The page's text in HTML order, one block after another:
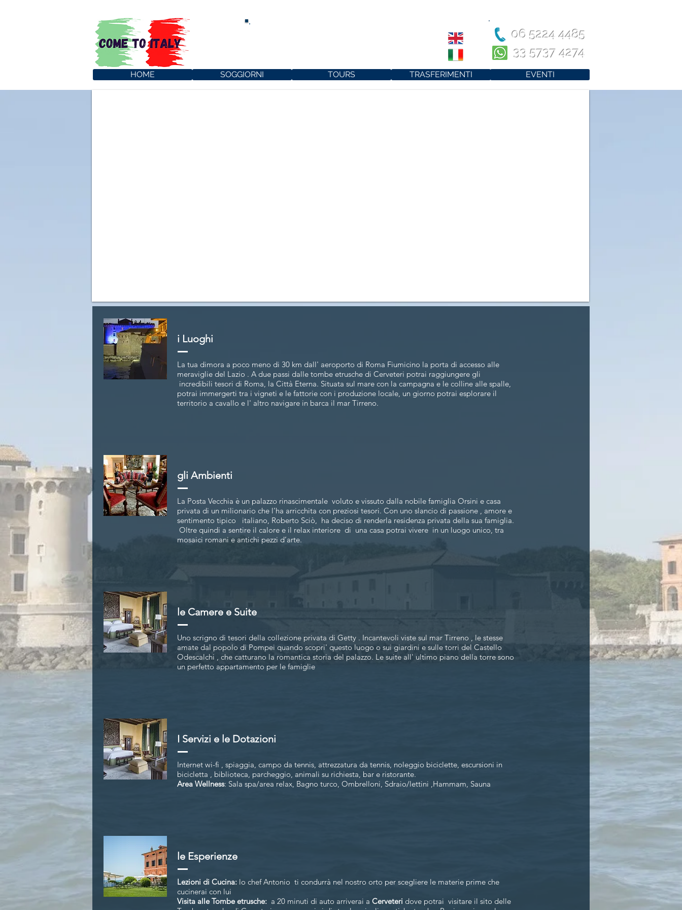
33 5737 4274
06 5224 4485
HOME SOGGIORNI TOURS TRASFERIMENTI EVENTI
i Luoghi
La tua dimora a poco meno di 30 km dall' aeroporto di Roma Fiumicino la porta di accesso alle
meraviglie del Lazio . A due passi dalle tombe etrusche di Cerveteri potrai raggiungere gli
incredibili tesori di Roma, la Città Eterna. Situata sul mare con la campagna e le colline alle spalle,
potrai immergerti tra i vigneti e le fattorie con i produzione locale, un giorno potrai esplorare il
territorio a cavallo e l' altro navigare in barca il mar Tirreno.
gli Ambienti
La Posta Vecchia è un palazzo rinascimentale voluto e vissuto dalla nobile famiglia Orsini e casa
privata di un milionario che l’ha arricchita con preziosi tesori. Con uno slancio di passione , amore e
sentimento tipico italiano, Roberto Sciò, ha deciso di renderla residenza privata della sua famiglia.
Oltre quindi a sentire il calore e il relax interiore di una casa potrai vivere in un luogo unico, tra
mosaici romani e antichi pezzi d’arte.
le Camere e Suite
Uno scrigno di tesori della collezione privata di Getty . Incantevoli viste sul mar Tirreno , le stesse
amate dal popolo di Pompei quando scopri' questo luogo o sui giardini e sulle torri del Castello
Odescalchi , che catturano la romantica storia del palazzo. Le suite all' ultimo piano della torre sono
un perfetto appartamento per le famiglie
I Servizi e le Dotazioni
Internet wi-fi , spiaggia, campo da tennis, attrezzatura da tennis, noleggio biciclette, escursioni in
bicicletta , biblioteca, parcheggio, animali su richiesta, bar e ristorante.
Area Wellness: Sala spa/area relax, Bagno turco, Ombrelloni, Sdraio/lettini ,Hammam, Sauna
le Esperienze
Lezioni di Cucina: lo chef Antonio ti condurrà nel nostro orto per scegliere le materie prime che
cucinerai con lui
Visita alle Tombe etrusche: a 20 minuti di auto arriverai a Cerveteri dove potrai visitare il sito delle